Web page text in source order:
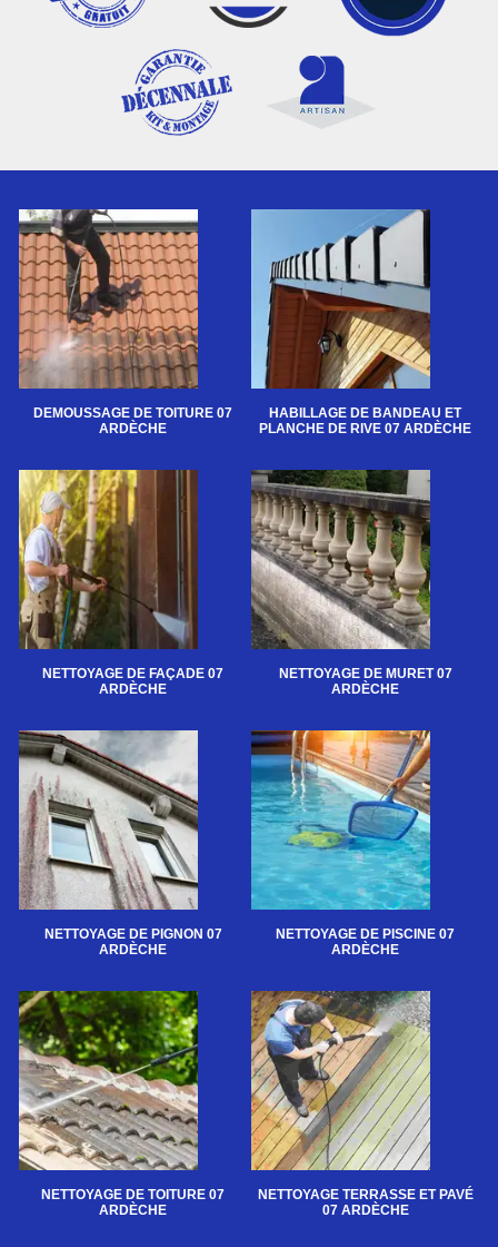
DEMOUSSAGE DE TOITURE 07
ARDÈCHE
HABILLAGE DE BANDEAU ET
PLANCHE DE RIVE 07 ARDÈCHE
NETTOYAGE DE FAÇADE 07
ARDÈCHE
NETTOYAGE DE MURET 07
ARDÈCHE
NETTOYAGE DE PIGNON 07
ARDÈCHE
NETTOYAGE DE PISCINE 07
ARDÈCHE
NETTOYAGE DE TOITURE 07
ARDÈCHE
NETTOYAGE TERRASSE ET PAVÉ
07 ARDÈCHE